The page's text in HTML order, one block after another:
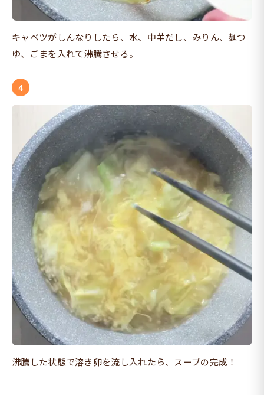
キャベツがしんなりしたら、水、中華だし、みりん、麺つ
ゆ、ごまを入れて沸騰させる。
沸騰した状態で溶き卵を流し入れたら、スープの完成！